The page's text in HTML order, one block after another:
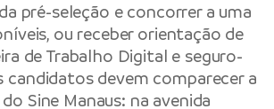
pré-seleção e concorrer a uma
ou receber orientação de
de Trabalho Digital e seguro-
candidatos devem comparecer a
Sine Manaus: na avenida